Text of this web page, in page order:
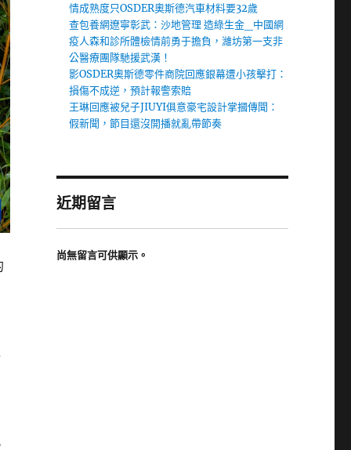
情成熟度只OSDER奧斯德汽車材料要32歲
查包養網遼寧彰武：沙地管理 造綠生金_中國網
疫人森和診所體檢情前勇于擔負，濰坊第一支非
公醫療團隊馳援武漢！
影OSDER奧斯德零件商院回應銀幕遭小孩擊打：
損傷不成逆，預計報警索賠
王琳回應被兒子JIUYI俱意豪宅設計掌摑傳聞：
假新聞，節目還沒開播就亂帶節奏
近期留言
尚無留言可供顯示。